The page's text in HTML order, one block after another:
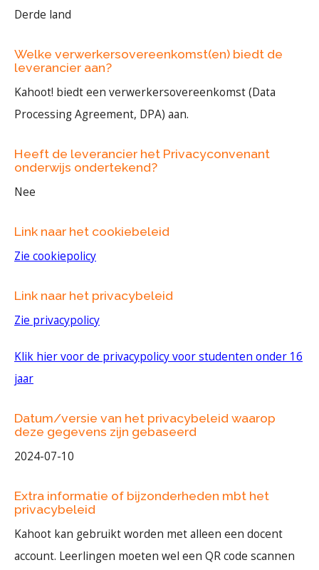
Derde land
Welke verwerkersovereenkomst(en) biedt de
leverancier aan?
Kahoot! biedt een verwerkersovereenkomst (Data
Processing Agreement, DPA) aan.
Heeft de leverancier het Privacyconvenant
onderwijs ondertekend?
Nee
Link naar het cookiebeleid
Zie cookiepolicy
Link naar het privacybeleid
Zie privacypolicy
Klik hier voor de privacypolicy voor studenten onder 16
jaar
Datum/versie van het privacybeleid waarop
deze gegevens zijn gebaseerd
2024-07-10
Extra informatie of bijzonderheden mbt het
privacybeleid
Kahoot kan gebruikt worden met alleen een docent
account. Leerlingen moeten wel een QR code scannen